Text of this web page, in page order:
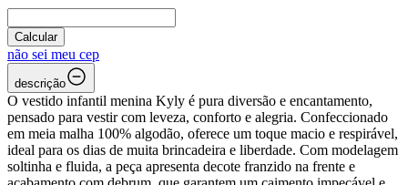
Calcular
não sei meu cep
descrição
O vestido infantil menina Kyly é pura diversão e encantamento,
pensado para vestir com leveza, conforto e alegria. Confeccionado
em meia malha 100% algodão, oferece um toque macio e respirável,
ideal para os dias de muita brincadeira e liberdade. Com modelagem
soltinha e fluida, a peça apresenta decote franzido na frente e